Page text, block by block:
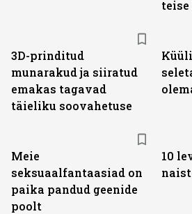
3D-prinditud
munarakud ja siiratud
emakas tagavad
täieliku soovahetuse
Meie
seksuaalfantaasiad on
paika pandud geenide
poolt
10